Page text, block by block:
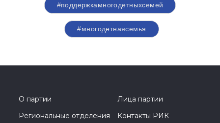
#поддержкамногодетныхсемей
#многодетнаясемья
О партии
Лица партии
Региональные отделения
Контакты РИК